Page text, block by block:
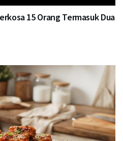
15 Orang Termasuk Dua